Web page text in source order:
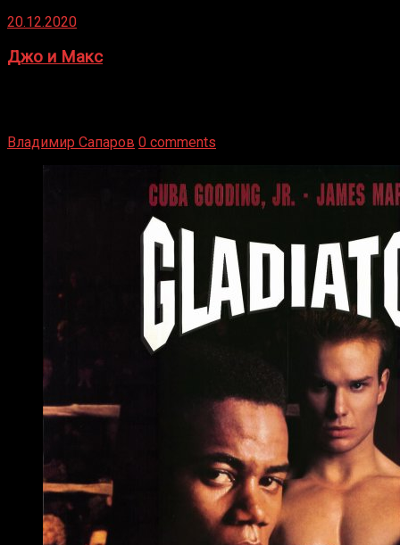
20.12.2020
Джо и Макс
Владимир Сапаров 0 comments